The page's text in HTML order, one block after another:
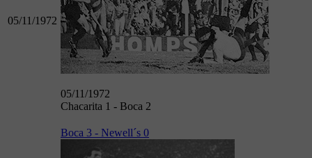
05/11/1972
05/11/1972
Chacarita 1 - Boca 2
Boca 3 - Newell´s 0